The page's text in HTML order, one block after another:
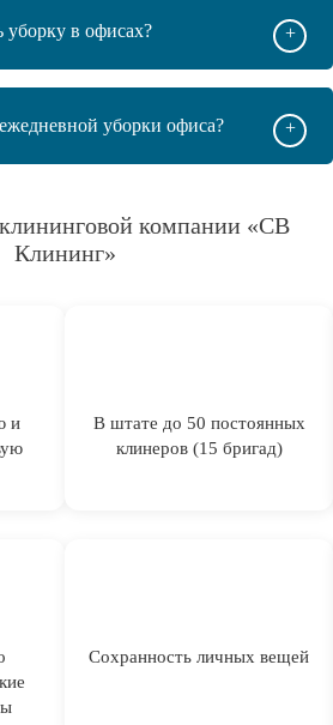
уборку в офисах? +
уборки офиса? +
компании «СВ
Клининг»
и
В штате до 50 постоянных
клинеров (15 бригад)
Сохранность личных вещей